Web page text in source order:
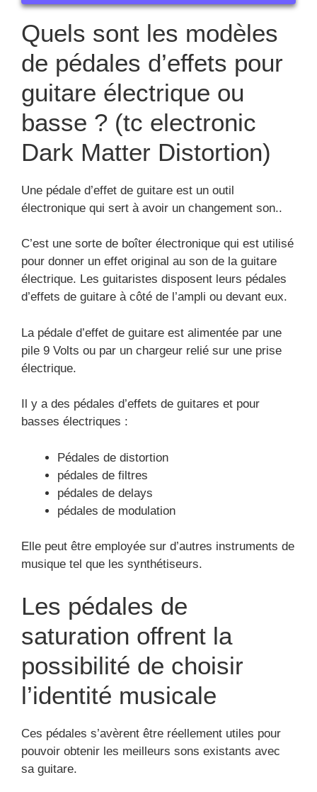
Quels sont les modèles
de pédales d’effets pour
guitare électrique ou
basse ? (tc electronic
Dark Matter Distortion)
Une pédale d’effet de guitare est un outil
électronique qui sert à avoir un changement son..
C’est une sorte de boîter électronique qui est utilisé
pour donner un effet original au son de la guitare
électrique. Les guitaristes disposent leurs pédales
d’effets de guitare à côté de l’ampli ou devant eux.
La pédale d’effet de guitare est alimentée par une
pile 9 Volts ou par un chargeur relié sur une prise
électrique.
Il y a des pédales d’effets de guitares et pour
basses électriques :
Pédales de distortion
pédales de filtres
pédales de delays
pédales de modulation
Elle peut être employée sur d’autres instruments de
musique tel que les synthétiseurs.
Les pédales de
saturation offrent la
possibilité de choisir
l’identité musicale
Ces pédales s’avèrent être réellement utiles pour
pouvoir obtenir les meilleurs sons existants avec
sa guitare.